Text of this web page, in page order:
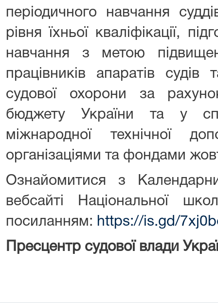
періодичного навчання
рівня їхньої кваліфікації,
навчання з метою
працівників апаратів судів
судової охорони за
бюджету України та у
міжнародної технічної
організаціями та фондами
Ознайомитися з
вебсайті Національної
посиланням: https://is.gd/
Пресцентр судової влади